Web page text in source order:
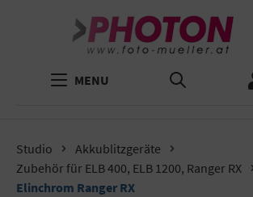
MENU
Studio
Akkublitzgeräte
Zubehör für ELB 400, ELB 1200, Ranger RX
Elinchrom Ranger RX